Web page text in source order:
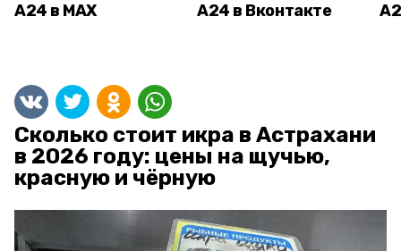
А24 в MAX А24 в Вконтакте
Сколько стоит икра в Астрахани
в 2026 году: цены на щучью,
красную и чёрную